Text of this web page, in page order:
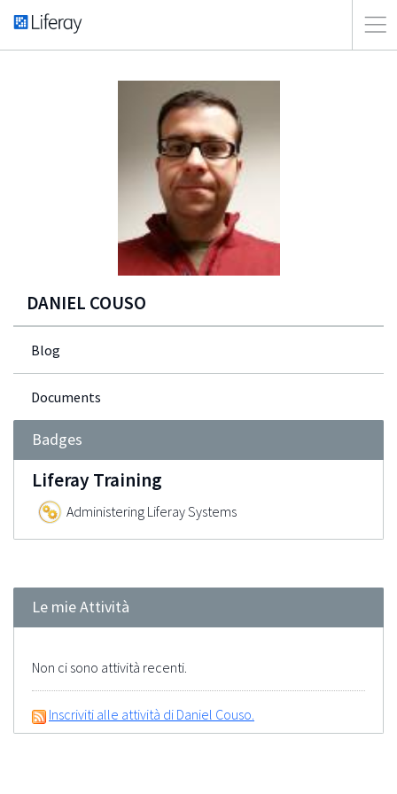
DANIEL COUSO
Blog
Documents
Badges
Liferay Training
Administering Liferay Systems
Le mie Attività
Non ci sono attività recenti.
Inscriviti alle attività di Daniel Couso.